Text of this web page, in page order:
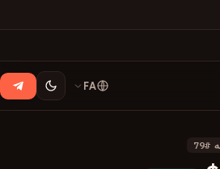
FA
#
79